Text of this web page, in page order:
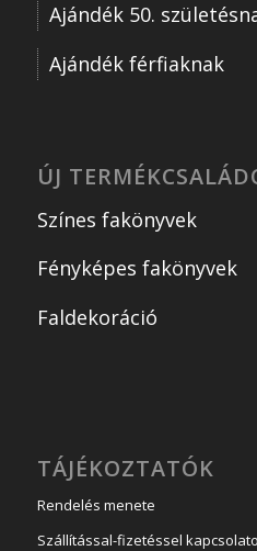
Ajándék 50.
Ajándék férfiaknak
ÚJ
Színes fakönyvek
Fényképes fakönyvek
Faldekoráció
TÁJÉKOZTATÓK
Rendelés menete
Szállítással-fizetéssel